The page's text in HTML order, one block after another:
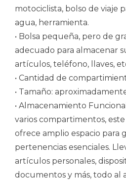
motociclista, bolso de viaje
agua, herramienta.
• Bolsa pequeña, pero de
adecuado para almacenar
artículos, teléfono, llaves,
• Cantidad de
• Tamaño:
• Almacenamiento
varios compartimentos,
ofrece amplio espacio para
pertenencias esenciales.
artículos personales,
documentos y más, todo al